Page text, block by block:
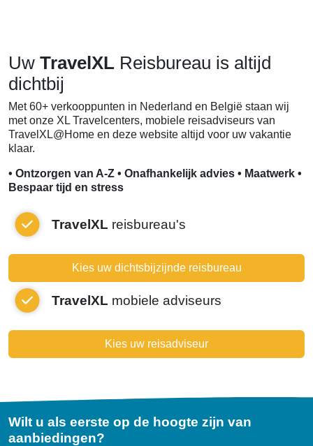
Uw TravelXL Reisbureau is altijd
dichtbij
Met 60+ verkooppunten in Nederland en België staan wij
met onze XL Travelcenters, mobiele reisadviseurs van
TravelXL@Home en deze website altijd voor uw vakantie
klaar.
• Ontzorgen van A-Z • Onafhankelijk advies • Maatwerk •
Bespaar tijd en stress
TravelXL reisbureau's
Kies uw dichtsbijzijnde reisbureau
TravelXL mobiele adviseurs
Kies uw reisadviseur
Wilt u als eerste op de hoogte zijn van
aanbiedingen?